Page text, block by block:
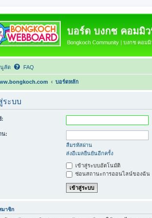
บอร์ด บงกช คอมมิ
Bongkoch Community | บงกช คอม
นูลัด FAQ
บอร์ดหลัก
ระบบ
:
น:
ลืมรหัสผ่าน
ส่งอีเมลยืนยันอีกครั้ง
เข้าสู่ระบบอัตโนมัติ
ซ่อนสถานะการออนไลน์ของฉัน
มาชิก